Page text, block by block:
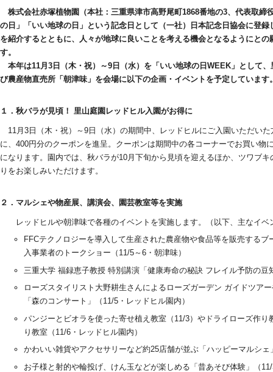
株式会社赤塚植物園（本社：三重県津市高野尾町1868番地の3、代表取締
の日」「いい地球の日」という記念日として（一社）日本記念日協会に登
を紹介するとともに、人々が地球に良いことを考える機会となるようにと
す。
本年は11月3日（木・祝）～9日（水）を「いい地球の日WEEK」として
び農産物直売所「朝津味」を会場に以下の企画・イベントを予定しています
１．秋バラが見頃！ 里山庭園レッドヒル入園がお得に
11月3日（木・祝）～9日（水）の期間中、レッドヒルにご入園いただい
に、400円分のクーポンを進呈。クーポンは期間中の各コーナーでお買い物
になります。園内では、秋バラが10月下旬から見頃を迎えるほか、ツワブ
りをお楽しみいただけます。
２．マルシェや物産展、講演会、園芸教室等を実施
レッドヒルや朝津味で各種のイベントを実施します。（以下、主なイベ
FFCテクノロジーを導入して生産された農産物や食品等を販売する
入事業者のトークショー（11/5～6・朝津味）
三重大学 福録恵子教授 特別講演「健康寿命の秘訣 フレイル予防の豆
ローズスタイリスト大野耕生さんによるローズガーデン ガイドツア
「森のコンサート」（11/5・レッドヒル園内）
パンジーとビオラを使った寄せ植え教室（11/3）やドライローズ作
り教室（11/6・レッドヒル園内）
かわいい雑貨やアクセサリーなど約25店舗が並ぶ「ハッピーマルシェ
お子様と射的や輪投げ、けん玉などが楽しめる「昔あそび体験」（